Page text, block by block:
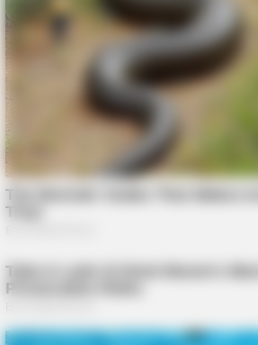
ER Doctor: "I Threw Out My Viagra After
TIPS AND LIFE HACKS